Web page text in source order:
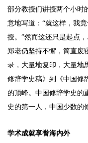
部分教授们讲授两个小时
意地写道：“就这样，我
授。”然而这还只是起点
郑老仍坚持不懈，简直废
录，大量地复印，大量地
修辞学史稿》到《中国修
的顶峰。中国修辞学史的
史的第一人，中国少数的
学术成就享誉海内外